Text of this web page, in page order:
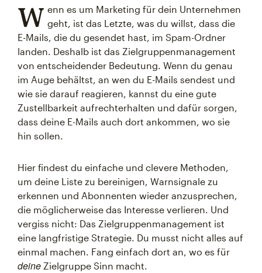
W enn es um Marketing für dein Unternehmen
geht, ist das Letzte, was du willst, dass die
E-Mails, die du gesendet hast, im Spam-Ordner
landen. Deshalb ist das Zielgruppenmanagement
von entscheidender Bedeutung. Wenn du genau
im Auge behältst, an wen du E-Mails sendest und
wie sie darauf reagieren, kannst du eine gute
Zustellbarkeit aufrechterhalten und dafür sorgen,
dass deine E-Mails auch dort ankommen, wo sie
hin sollen.
Hier findest du einfache und clevere Methoden,
um deine Liste zu bereinigen, Warnsignale zu
erkennen und Abonnenten wieder anzusprechen,
die möglicherweise das Interesse verlieren. Und
vergiss nicht: Das Zielgruppenmanagement ist
eine langfristige Strategie. Du musst nicht alles auf
einmal machen. Fang einfach dort an, wo es für
deine Zielgruppe Sinn macht.